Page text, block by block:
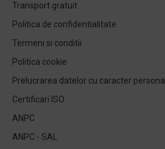
Transport gratuit
Politica de confidentialitate
Termeni si conditii
Politica cookie
Prelucrarea datelor cu caracter personal
Certificari ISO
ANPC
ANPC - SAL